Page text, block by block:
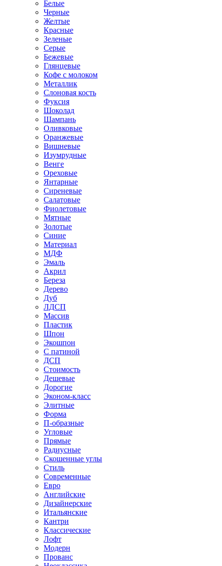
Белые
Черные
Желтые
Красные
Зеленые
Серые
Бежевые
Глянцевые
Кофе с молоком
Металлик
Слоновая кость
Фуксия
Шоколад
Шампань
Оливковые
Оранжевые
Вишневые
Изумрудные
Венге
Ореховые
Янтарные
Сиреневые
Салатовые
Фиолетовые
Мятные
Золотые
Синие
Материал
МДФ
Эмаль
Акрил
Береза
Дерево
Дуб
ЛДСП
Массив
Пластик
Шпон
Экошпон
С патиной
ДСП
Стоимость
Дешевые
Дорогие
Эконом-класс
Элитные
Форма
П-образные
Угловые
Прямые
Радиусные
Скошенные углы
Стиль
Современные
Евро
Английские
Дизайнерские
Итальянские
Кантри
Классические
Лофт
Модерн
Прованс